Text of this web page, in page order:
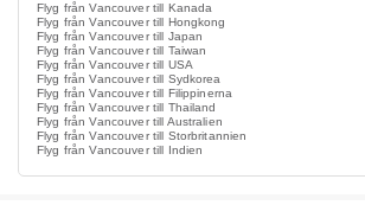
Flyg från Vancouver till Kanada
Flyg från Vancouver till Hongkong
Flyg från Vancouver till Japan
Flyg från Vancouver till Taiwan
Flyg från Vancouver till USA
Flyg från Vancouver till Sydkorea
Flyg från Vancouver till Filippinerna
Flyg från Vancouver till Thailand
Flyg från Vancouver till Australien
Flyg från Vancouver till Storbritannien
Flyg från Vancouver till Indien